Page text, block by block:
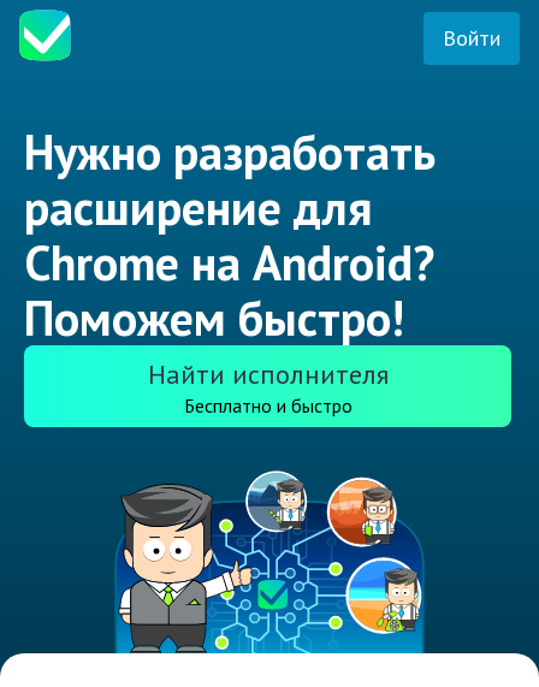
Войти
Нужно разработать
расширение для
Chrome на Android?
Поможем быстро!
Найти исполнителя
Бесплатно и быстро